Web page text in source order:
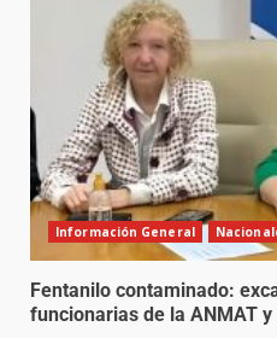
Información General
Fentanilo contaminado:
funcionarias de la ANMAT y